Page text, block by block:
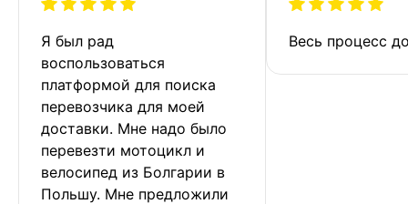
Я был рад
воспользоваться
платформой для поиска
перевозчика для моей
доставки. Мне надо было
перевезти мотоцикл и
велосипед из Болгарии в
Польшу. Мне предложили
Весь процесс